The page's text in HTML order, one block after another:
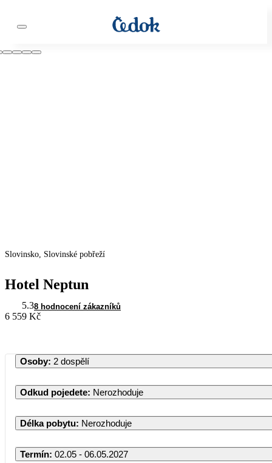
Slovinsko, Slovinské pobřeží
Hotel Neptun
5.38 hodnocení zákazníků
6 559 Kč
Osoby: 2 dospělí
Odkud pojedete: Nerozhoduje
Délka pobytu: Nerozhoduje
Termín: 02.05 - 06.05.2027